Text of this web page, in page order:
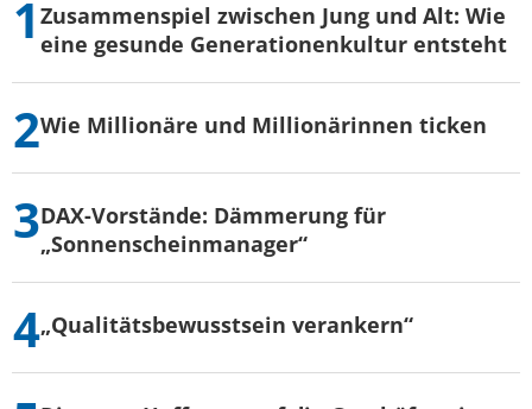
Zusammenspiel zwischen Jung und Alt: Wie
eine gesunde Generationenkultur entsteht
Wie Millionäre und Millionärinnen ticken
DAX-Vorstände: Dämmerung für
„Sonnenscheinmanager“
„Qualitätsbewusstsein verankern“